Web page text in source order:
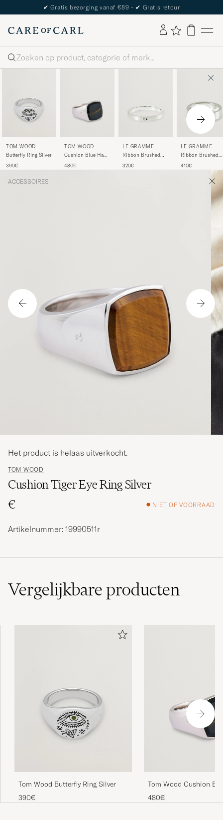
✔ Gratis bezorging vanaf €89 - ✔ Gratis retour
Zoeken
TOM WOOD
Butterfly Ring Silver
390€
TOM WOOD
Cushion Blue Hawk
480€
LE GRAMME
Ribbon Brushed
3g
320€
LE GRAMME
Ribbon Brushed
7g
410€
ACCESSOIRES
TOM WOOD
Cushion Tiger Eye Ring Silver
€
NIET OP VOORRAAD
Het product is helaas uitverkocht.
Artikelnummer: 19990511r
Vergelijkbareproducten
Tom Wood Butterfly Ring Silver
390€
Tom Wood Cushion
Eye Ring Silver
480€